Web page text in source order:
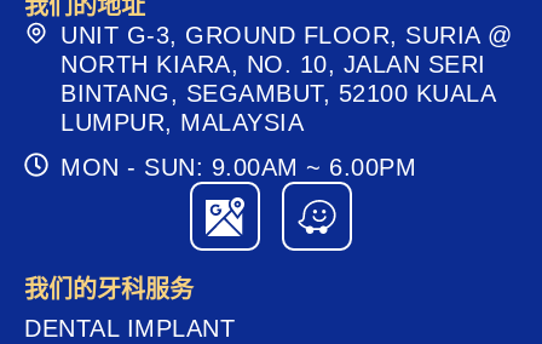
我们的地址
UNIT G-3, GROUND FLOOR, SURIA @
NORTH KIARA, NO. 10, JALAN SERI
BINTANG, SEGAMBUT, 52100 KUALA
LUMPUR, MALAYSIA
MON - SUN: 9.00AM ~ 6.00PM
我们的牙科服务
DENTAL IMPLANT